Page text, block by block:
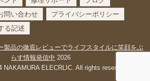
問い合わせ
プライバシーポリシー
る記述
製品の徹底レビューでライフスタイルに笑顔をぷ
らす情報発信中 2026
NAKAMURA ELECRLIC. All rights reserved.